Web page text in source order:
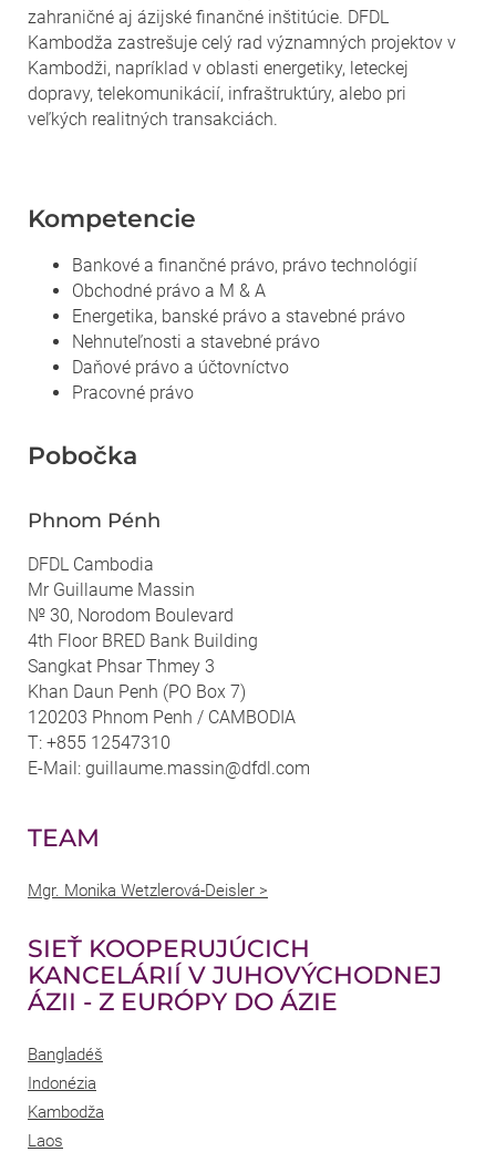
zahraničné aj ázijské finančné inštitúcie. DFDL
Kambodža zastrešuje celý rad významných projektov v
Kambodži, napríklad v oblasti energetiky, leteckej
dopravy, telekomunikácií, infraštruktúry, alebo pri
veľkých realitných transakciách.
Kompetencie
Bankové a finančné právo, právo technológií
Obchodné právo a M & A
Energetika, banské právo a stavebné právo
Nehnuteľnosti a stavebné právo
Daňové právo a účtovníctvo
Pracovné právo
Pobočka
Phnom Pénh
DFDL Cambodia
Mr Guillaume Massin
№ 30, Norodom Boulevard
4th Floor BRED Bank Building
Sangkat Phsar Thmey 3
Khan Daun Penh (PO Box 7)
120203 Phnom Penh / CAMBODIA
T: +855 12547310
E-Mail: guillaume.massin@dfdl.com
TEAM
Mgr. Monika Wetzlerová-Deisler >
SIEŤ KOOPERUJÚCICH
KANCELÁRIÍ V JUHOVÝCHODNEJ
ÁZII - Z EURÓPY DO ÁZIE
Bangladéš
Indonézia
Kambodža
Laos